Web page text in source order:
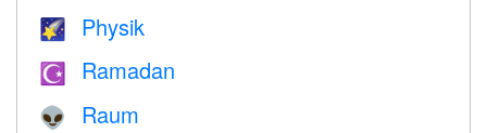
🌠 Physik
☪️ Ramadan
👽 Raum